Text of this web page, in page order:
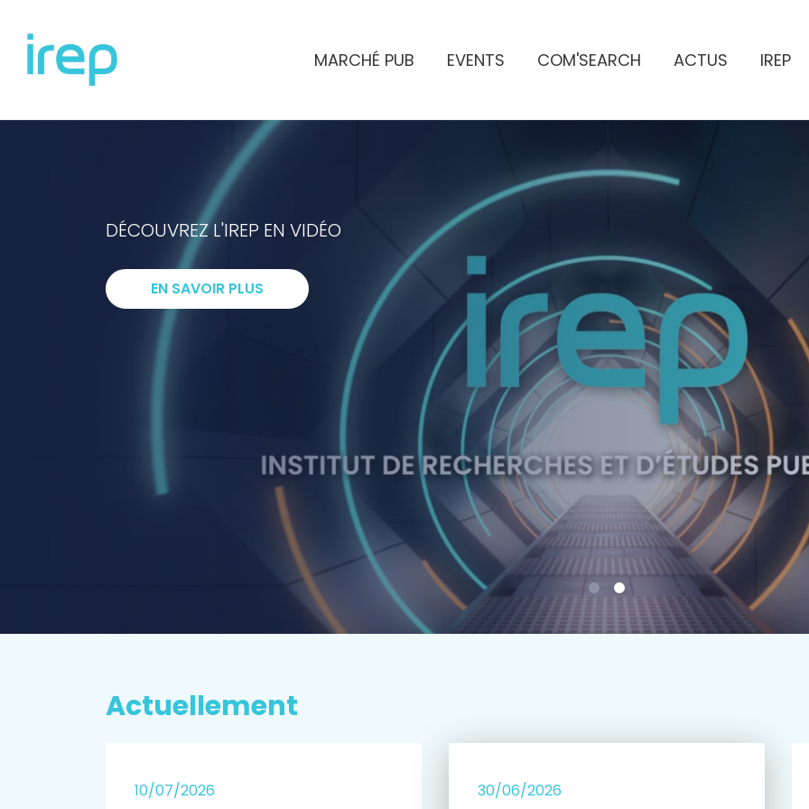
MARCHÉ PUB EVENTS COM'SEARCH ACTUS IREP
INSTITUT DE RECHERCHES ET D'ETUDES PUBLICITAIRES
Intelligence
echerche
xpertise
rospective
DÉCOUVREZ L'IREP EN VIDÉO
EN SAVOIR PLUS
Actuellement
10/07/2026
30/06/2026